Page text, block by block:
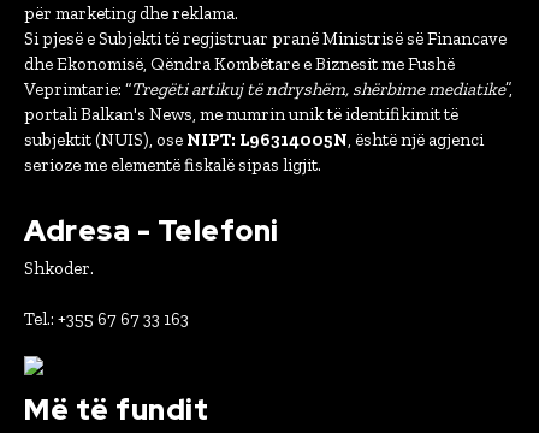
për marketing dhe reklama.
Si pjesë e Subjekti të regjistruar pranë Ministrisë së Financave
dhe Ekonomisë, Qëndra Kombëtare e Biznesit me Fushë
Veprimtarie: “Tregëti artikuj të ndryshëm, shërbime mediatike”,
portali Balkan's News, me numrin unik të identifikimit të
subjektit (NUIS), ose NIPT: L96314005N, është një agjenci
serioze me elementë fiskalë sipas ligjit.
Adresa - Telefoni
Shkoder.
Tel.: +355 67 67 33 163
Më të fundit